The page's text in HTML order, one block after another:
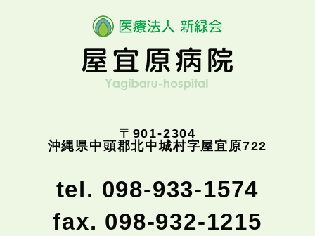
〒901-2304
沖縄県中頭郡北中城村字屋宜原722
tel. 098-933-1574
fax. 098-932-1215